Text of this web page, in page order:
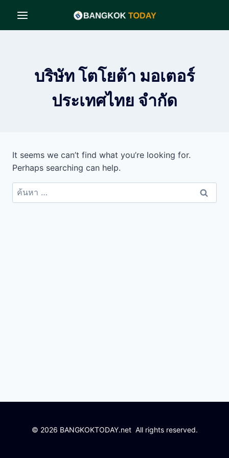
content
บริษัท โตโยต้า มอเตอร์
ประเทศไทย จำกัด
It seems we can’t find what you’re looking for.
Perhaps searching can help.
ค้นหา
สำหรับ:
© 2026 BANGKOKTODAY.net All rights reserved.